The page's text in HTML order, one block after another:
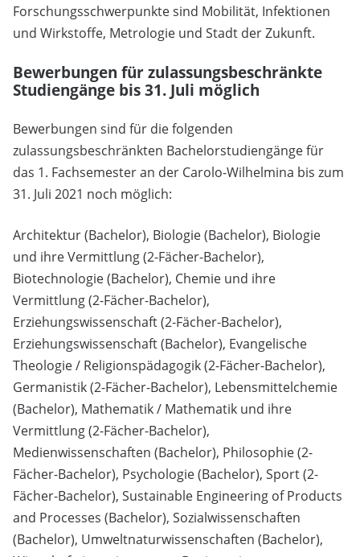
Forschungsschwerpunkte sind Mobilität, Infektionen
und Wirkstoffe, Metrologie und Stadt der Zukunft.
Bewerbungen für zulassungsbeschränkte
Studiengänge bis 31. Juli möglich
Bewerbungen sind für die folgenden
zulassungsbeschränkten Bachelorstudiengänge für
das 1. Fachsemester an der Carolo-Wilhelmina bis zum
31. Juli 2021 noch möglich:
Architektur (Bachelor), Biologie (Bachelor), Biologie
und ihre Vermittlung (2-Fächer-Bachelor),
Biotechnologie (Bachelor), Chemie und ihre
Vermittlung (2-Fächer-Bachelor),
Erziehungswissenschaft (2-Fächer-Bachelor),
Erziehungswissenschaft (Bachelor), Evangelische
Theologie / Religionspädagogik (2-Fächer-Bachelor),
Germanistik (2-Fächer-Bachelor), Lebensmittelchemie
(Bachelor), Mathematik / Mathematik und ihre
Vermittlung (2-Fächer-Bachelor),
Medienwissenschaften (Bachelor), Philosophie (2-
Fächer-Bachelor), Psychologie (Bachelor), Sport (2-
Fächer-Bachelor), Sustainable Engineering of Products
and Processes (Bachelor), Sozialwissenschaften
(Bachelor), Umweltnaturwissenschaften (Bachelor),